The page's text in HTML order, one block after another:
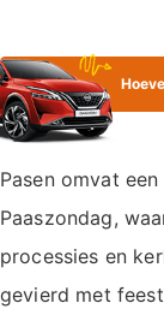
Pasen omvat
Paaszondag,
processies en
gevierd met